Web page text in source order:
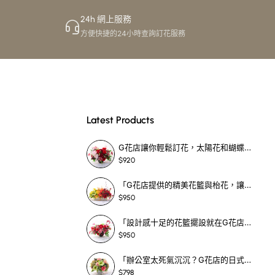
24h 網上服務
方便快捷的24小時查詢訂花服務
Latest Products
G花店讓你輕鬆訂花，太陽花和蝴蝶蘭花籃，適合每個重要時刻！-SF390
$920
「G花店提供的精美花籃與枱花，讓重要場合更顯祝賀與喜悅，適合各種用場！」-SF398
$950
「設計感十足的花籃擺設就在G花店！馬蹄蘭、袋鼠爪、罌粟花，為你的重大場合增光添彩！」-SF209
$950
「辦公室太死氣沉沉？G花店的日式花籃和定製枱花，為你帶來新鮮感！」-SF465
$798